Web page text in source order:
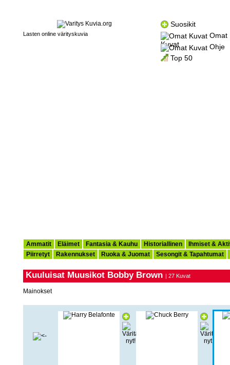
Lasten online värityskuvia
Suosikit
Omat
Kuvat
Ohje
Top 50
Ammatit Eläimet Fantasia & Kauhu Historiallinen
Ihmiset &
Piirretyt
Rakennukset Ruoka & Juomat Sesongit & Tapahtumat
Kuuluisat Muusikot Bobby Brown | 27 Kuvat
Mainokset